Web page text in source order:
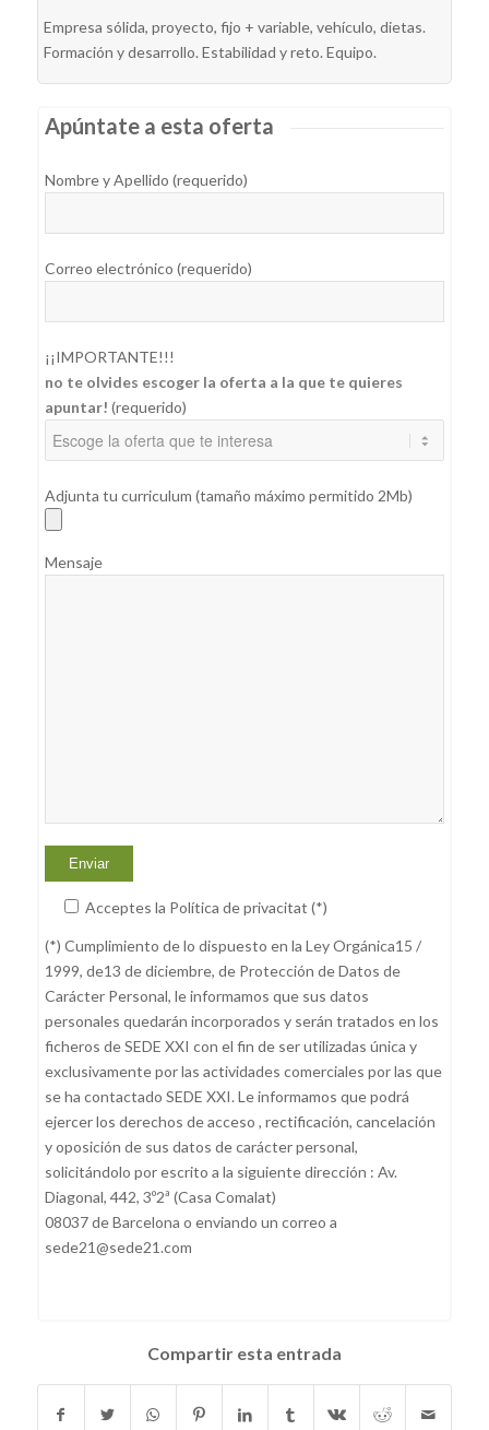
Empresa sólida, proyecto, fijo + variable, vehículo, dietas.
Formación y desarrollo. Estabilidad y reto. Equipo.
Apúntate a esta oferta
Nombre y Apellido (requerido)
Correo electrónico (requerido)
¡¡IMPORTANTE!!!
no te olvides escoger la oferta a la que te quieres
apuntar! (requerido)
Adjunta tu curriculum (tamaño máximo permitido 2Mb)
Mensaje
Acceptes la Política de privacitat (*)
(*) Cumplimiento de lo dispuesto en la Ley Orgánica15 /
1999, de13 de diciembre, de Protección de Datos de
Carácter Personal, le informamos que sus datos
personales quedarán incorporados y serán tratados en los
ficheros de SEDE XXI con el fin de ser utilizadas única y
exclusivamente por las actividades comerciales por las que
se ha contactado SEDE XXI. Le informamos que podrá
ejercer los derechos de acceso , rectificación, cancelación
y oposición de sus datos de carácter personal,
solicitándolo por escrito a la siguiente dirección : Av.
Diagonal, 442, 3º2ª (Casa Comalat)
08037 de Barcelona o enviando un correo a
sede21@sede21.com
Compartir esta entrada